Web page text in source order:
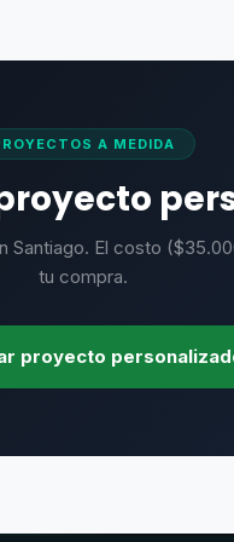
A MEDIDA
Santiago. El costo
tu compra.
proyecto